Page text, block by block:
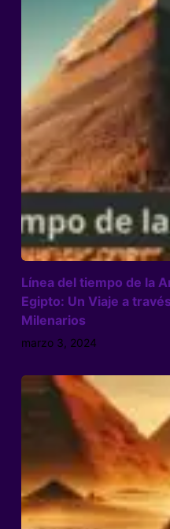
Línea del tiempo de la
Egipto: Un Viaje a
Milenarios
marzo 3, 2024